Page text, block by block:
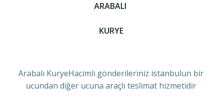
ARABALI
KURYE
Arabalı KuryeHacimli gönderileriniz istanbulun bir
ucundan diğer ucuna araçlı teslimat hizmetidir